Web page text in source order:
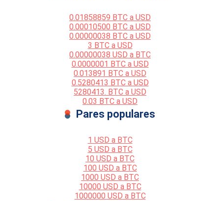
0.01858859 BTC a USD
0.00010500 BTC a USD
0.00000038 BTC a USD
3 BTC a USD
0.00000038 USD a BTC
0.0000001 BTC a USD
0.013891 BTC a USD
0.5280413 BTC a USD
5280413. BTC a USD
0.03 BTC a USD
Pares populares
1 USD a BTC
5 USD a BTC
10 USD a BTC
100 USD a BTC
1000 USD a BTC
10000 USD a BTC
1000000 USD a BTC